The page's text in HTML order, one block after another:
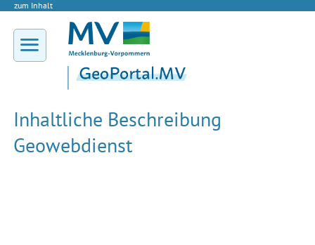
zum Inhalt
Inhaltliche Beschreibung
Geowebdienst